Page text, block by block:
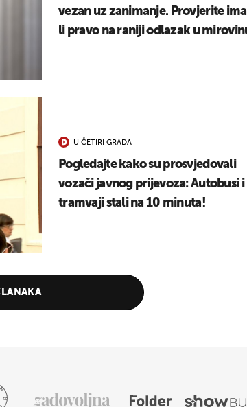
vezan uz zanimanje. Provjerite
li pravo na raniji odlazak u
U ČETIRI GRADA
Pogledajte kako su prosvjedovali
vozači javnog prijevoza: Autobusi i
tramvaji stali na 10 minuta!